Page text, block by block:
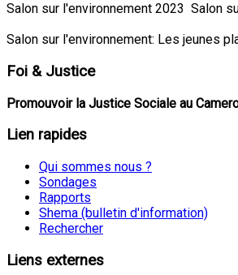
Salon sur l'environnement 2023 Salon
Salon sur l'environnement: Les jeunes
Foi & Justice
Promouvoir la Justice Sociale au
Lien rapides
Qui sommes nous ?
Sondages
Rapports
Shema (bulletin d'information)
Rechercher
Liens externes